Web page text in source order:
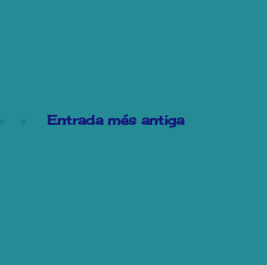
Entrada més antiga